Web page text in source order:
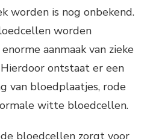
worden is nog onbekend.
worden
aanmaak van zieke
ontstaat er een
van bloedplaatjes, rode
witte bloedcellen.